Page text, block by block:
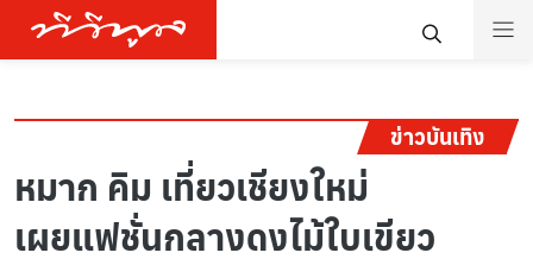
ข่าวบันเทิง
หมาก คิม เที่ยวเชียงใหม่
เผยแฟชั่นกลางดงไม้ใบเขียว